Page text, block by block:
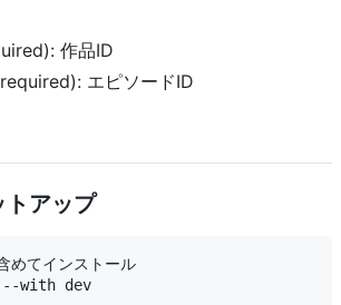
作品ID
エピソードID
トアップ
めてインストール